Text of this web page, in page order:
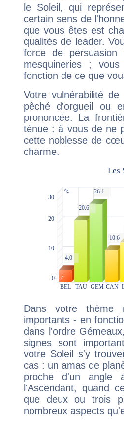
le Soleil, qui
certain sens de
que vous êtes est
qualités de leader.
force de
mesquineries ;
fonction de ce que
Votre vulnérabilité
pêché d'orgueil ou
prononcée. La
ténue : à vous de ne
cette noblesse de
charme.
Dans votre thème
importants - en
dans l'ordre
signes sont
votre Soleil s'y
cas : un amas de
proche d'un
l'Ascendant, quand
que deux ou trois
nombreux aspects